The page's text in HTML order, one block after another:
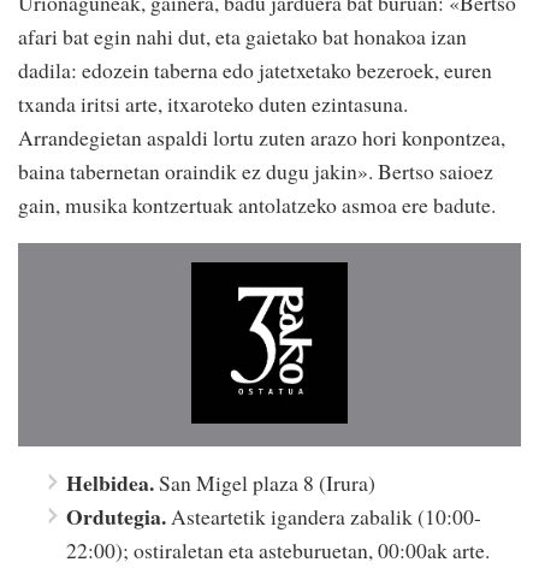
afari bat egin nahi dut, eta gaietako bat honakoa izan
dadila: edozein taberna edo jatetxetako bezeroek, euren
txanda iritsi arte, itxaroteko duten ezintasuna.
Arrandegietan aspaldi lortu zuten arazo hori konpontzea,
baina tabernetan oraindik ez dugu jakin». Bertso saioez
gain, musika kontzertuak antolatzeko asmoa ere badute.
Helbidea.San Migel plaza 8 (Irura)
Ordutegia.Asteartetik igandera zabalik (10:00-
22:00); ostiraletan eta asteburuetan, 00:00ak arte.